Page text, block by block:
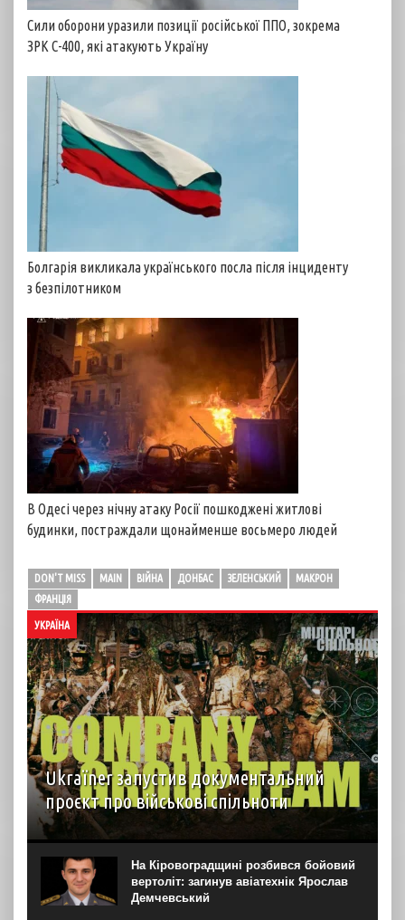
Сили оборони уразили позиції російської ППО, зокрема
ЗРК С-400, які атакують Україну
Болгарія викликала українського посла після інциденту
з безпілотником
В Одесі через нічну атаку Росії пошкоджені житлові
будинки, постраждали щонайменше восьмеро людей
DON'T MISS MAIN ВІЙНА ДОНБАС ЗЕЛЕНСЬКИЙ
МАКРОН
ФРАНЦІЯ
УКРАЇНА
Ukraїner запустив документальний
проєкт про військові спільноти
На YouTube-каналі Ukraїner W відбулася прем’єра
першої серії нового документального проєкту “Мілітарі
спільноти”. Про це “Новинарні” повідомили в Ukraїner.
“Кожна серія присвячена окремій спільноті — її історії,
цінностям, внутрішній...
На Кіровоградщині розбився бойовий
вертоліт: загинув авіатехнік Ярослав
Демчевський